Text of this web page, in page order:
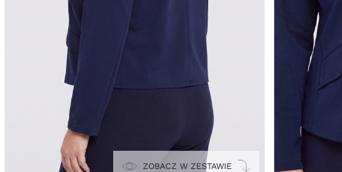
ZOBACZ W ZESTAWIE